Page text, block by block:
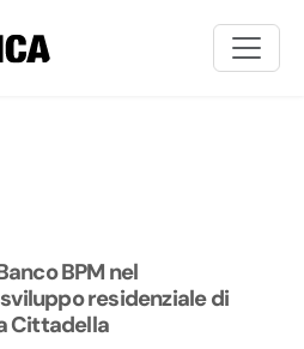
BPM nel
residenziale di
Cittadella